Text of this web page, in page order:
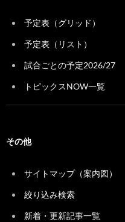
予定表（グリッド）
予定表（リスト）
試合ごとの予定2026/27
トピックスNOW一覧
その他
サイトマップ（案内図）
絞り込み検索
新着・更新記事一覧